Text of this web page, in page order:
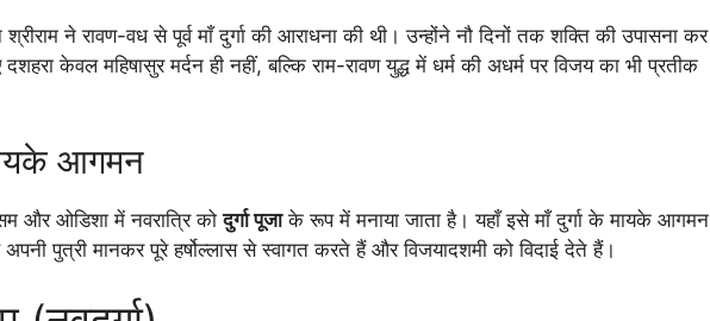
ने रावण-वध से पूर्व माँ दुर्गा की आराधना की थी। उन्होंने नौ दिनों तक शक्ति की उपासना कर
केवल महिषासुर मर्दन ही नहीं, बल्कि राम-रावण युद्ध में धर्म की अधर्म पर विजय का भी प्रतीक
आगमन
और ओडिशा में नवरात्रि कोदुर्गा पूजाके रूप में मनाया जाता है। यहाँ इसे माँ दुर्गा के मायके आगमन
पुत्री मानकर पूरे हर्षोल्लास से स्वागत करते हैं और विजयादशमी को विदाई देते हैं।